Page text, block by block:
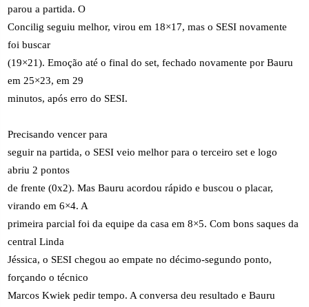
parou a partida. O
Concilig seguiu melhor, virou em 18×17, mas o SESI novamente
foi buscar
(19×21). Emoção até o final do set, fechado novamente por Bauru
em 25×23, em 29
minutos, após erro do SESI.
Precisando vencer para
seguir na partida, o SESI veio melhor para o terceiro set e logo
abriu 2 pontos
de frente (0x2). Mas Bauru acordou rápido e buscou o placar,
virando em 6×4. A
primeira parcial foi da equipe da casa em 8×5. Com bons saques da
central Linda
Jéssica, o SESI chegou ao empate no décimo-segundo ponto,
forçando o técnico
Marcos Kwiek pedir tempo. A conversa deu resultado e Bauru